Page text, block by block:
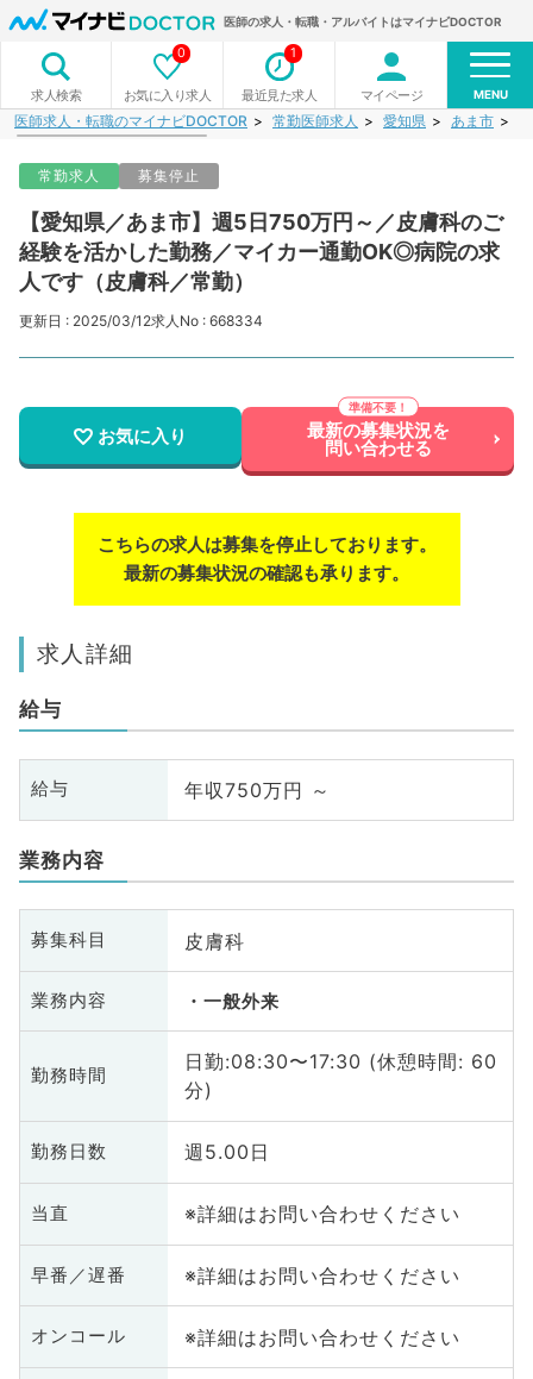
医師の求人・転職・アルバイトはマイナビDOCTOR
求人検索 お気に入り求人
0
最近見た求人
1
マイページ MENU
医師求人・転職のマイナビDOCTOR 常勤医師求人 愛知県 あま市
常勤求人 募集停止
【愛知県／あま市】週5日750万円～／皮膚科のご
経験を活かした勤務／マイカー通勤OK◎病院の求
人です（皮膚科／常勤）
更新日 : 2025/03/12求人No : 668334
お気に入り 最新の募集状況を
問い合わせる
こちらの求人は募集を停止しております。
最新の募集状況の確認も承ります。
求人詳細
給与
給与 年収750万円 ～
業務内容
募集科目 皮膚科
業務内容 一般外来
勤務時間
日勤:08:30〜17:30 (休憩時間: 60
分)
勤務日数 週5.00日
当直 ※詳細はお問い合わせください
早番／遅番 ※詳細はお問い合わせください
オンコール ※詳細はお問い合わせください